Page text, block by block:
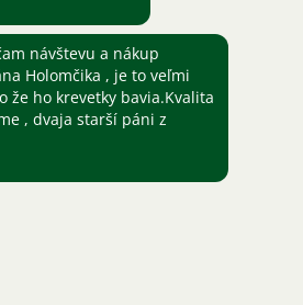
návštevu a nákup
Holomčika , je to veľmi
že ho krevetky bavia.Kvalita
, dvaja starší páni z